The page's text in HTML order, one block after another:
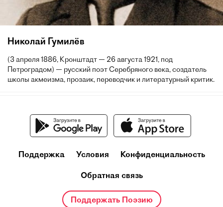
Николай Гумилёв
(3 апреля 1886, Кронштадт — 26 августа 1921, под
Петроградом) — русский поэт Серебряного века, создатель
школы акмеизма, прозаик, переводчик и литературный критик.
Поддержка Условия Конфиденциальность
Обратная связь
Поддержать Поэзию